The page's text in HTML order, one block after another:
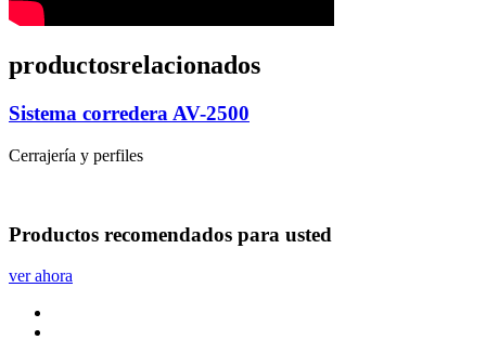
productosrelacionados
Sistema corredera AV-2500
Cerrajería y perfiles
Productos recomendados para usted
ver ahora